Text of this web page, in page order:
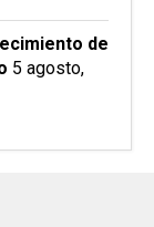
de
5 agosto,